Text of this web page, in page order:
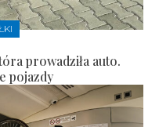
prowadziła auto.
pojazdy